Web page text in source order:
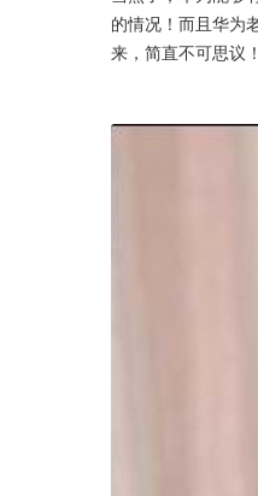
的情况！而且华为
来，简直不可思议！